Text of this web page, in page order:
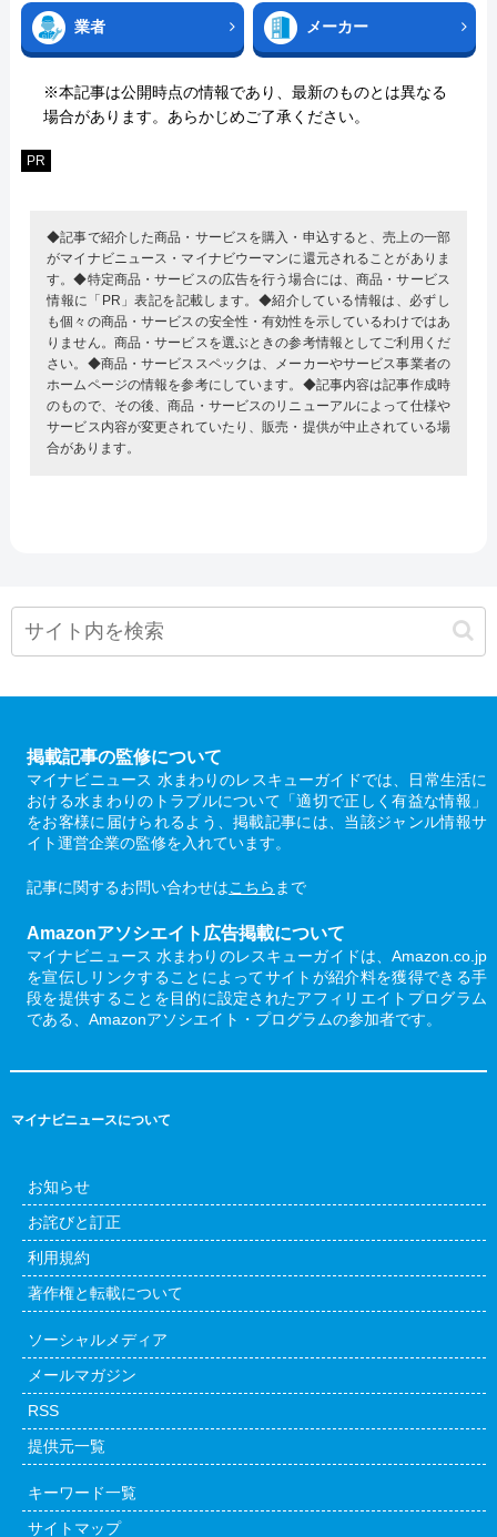
業者 メーカー
※本記事は公開時点の情報であり、最新のものとは異なる
場合があります。あらかじめご了承ください。
PR
◆記事で紹介した商品・サービスを購入・申込すると、売上の一部
がマイナビニュース・マイナビウーマンに還元されることがありま
す。◆特定商品・サービスの広告を行う場合には、商品・サービス
情報に「PR」表記を記載します。◆紹介している情報は、必ずし
も個々の商品・サービスの安全性・有効性を示しているわけではあ
りません。商品・サービスを選ぶときの参考情報としてご利用くだ
さい。◆商品・サービススペックは、メーカーやサービス事業者の
ホームページの情報を参考にしています。◆記事内容は記事作成時
のもので、その後、商品・サービスのリニューアルによって仕様や
サービス内容が変更されていたり、販売・提供が中止されている場
合があります。
掲載記事の監修について
マイナビニュース 水まわりのレスキューガイドでは、日常生活に
おける水まわりのトラブルについて「適切で正しく有益な情報」
をお客様に届けられるよう、掲載記事には、当該ジャンル情報サ
イト運営企業の監修を入れています。
記事に関するお問い合わせはこちら まで
Amazonアソシエイト広告掲載について
マイナビニュース 水まわりのレスキューガイドは、Amazon.co.jp
を宣伝しリンクすることによってサイトが紹介料を獲得できる手
段を提供することを目的に設定されたアフィリエイトプログラム
である、Amazonアソシエイト・プログラムの参加者です。
マイナビニュースについて
お知らせ
お詫びと訂正
利用規約
著作権と転載について
ソーシャルメディア
メールマガジン
RSS
提供元一覧
キーワード一覧
サイトマップ